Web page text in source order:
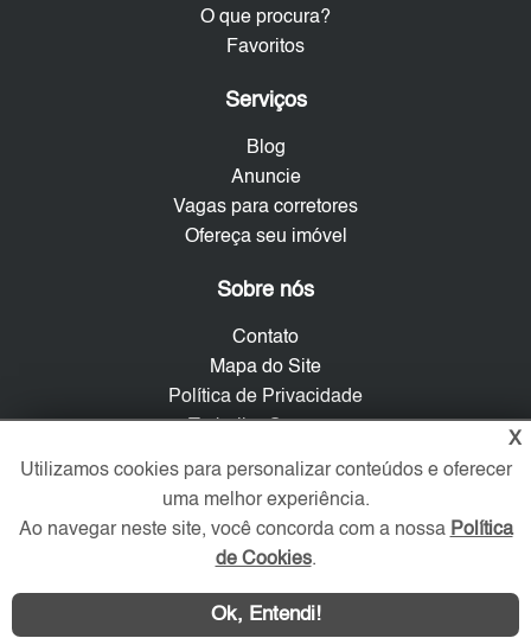
O que procura?
Favoritos
Serviços
Blog
Anuncie
Vagas para corretores
Ofereça seu imóvel
Sobre nós
Contato
Mapa do Site
Política de Privacidade
Trabalhe Conosco
Redes Sociais
X
Utilizamos cookies para personalizar conteúdos e oferecer
uma melhor experiência.
Ao navegar neste site, você concorda com a nossa Política
de Cookies.
Ok, Entendi!